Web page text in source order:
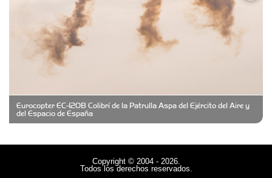
Clima Castelar
CONSERVAS YAMASIRO
Cubanico´s - Cubanitos Rellenos!
Eurocopter EC-120B Colibrí de la Patrulla Aspa del Ejército del Aire y
del Espacio de España
Copyright © 2004 - 2026.
Todos los derechos reservados.